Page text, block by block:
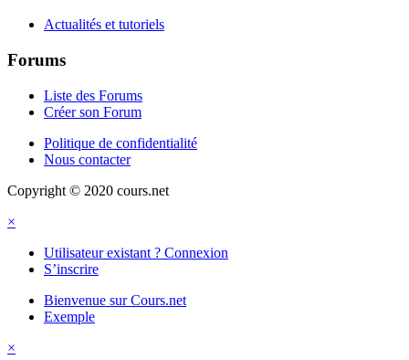
Actualités et tutoriels
Forums
Liste des Forums
Créer son Forum
Politique de confidentialité
Nous contacter
Copyright © 2020 cours.net
×
Utilisateur existant ? Connexion
S’inscrire
Bienvenue sur Cours.net
Exemple
×